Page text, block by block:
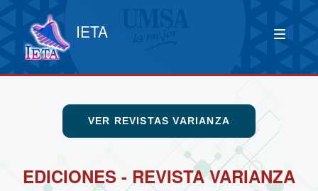
IETA
VER REVISTAS VARIANZA
EDICIONES - REVISTA VARIANZA